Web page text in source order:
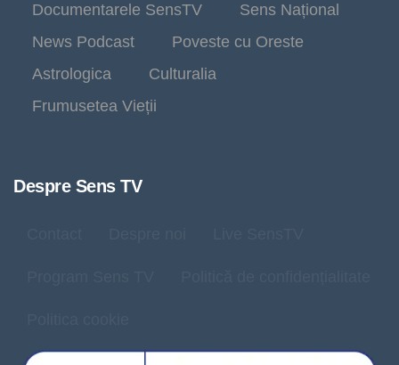
Documentarele SensTV
Sens Național
News Podcast
Poveste cu Oreste
Astrologica
Culturalia
Frumusetea Vieții
Despre Sens TV